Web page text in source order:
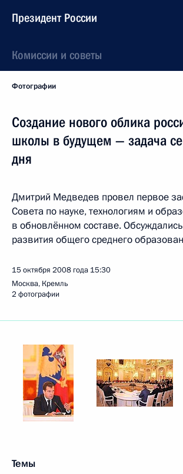
Президент России
Комиссии и советы
Фотографии
Создание нового облика
школы в будущем — задача
дня
Дмитрий Медведев провел первое
Совета по науке, технологиям и
в обновлённом составе.
развития общего среднего
15 октября 2008 года 15:30
Москва, Кремль
2 фотографии
Темы